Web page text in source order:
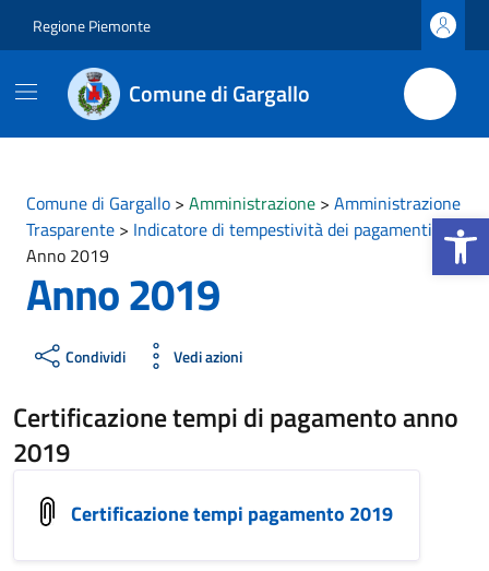
Apri la
Regione Piemonte
Comune di Gargallo
Comune di Gargallo > Amministrazione > Amministrazione
Trasparente > Indicatore di tempestività dei pagamenti
Anno 2019
Anno 2019
Condividi Vedi azioni
Certificazione tempi di pagamento anno
2019
Certificazione tempi pagamento 2019